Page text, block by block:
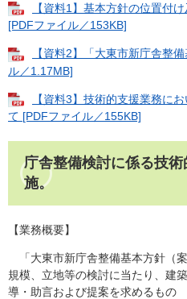
【資料1】基本方針の位置付
[PDFファイル／153KB]
【資料2】「大東市新庁舎整
ル／1.17MB]
【資料3】技術的支援業務に
て [PDFファイル／155KB]
庁舎整備検討に係る技
施。
【業務概要】
「大東市新庁舎整備基本方針（
規模、立地等の検討に当たり、建
導・助言および提案を求めるもの